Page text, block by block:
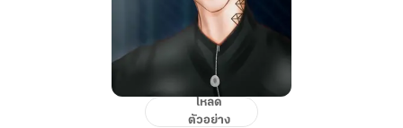
โหลด
ตัวอย่าง